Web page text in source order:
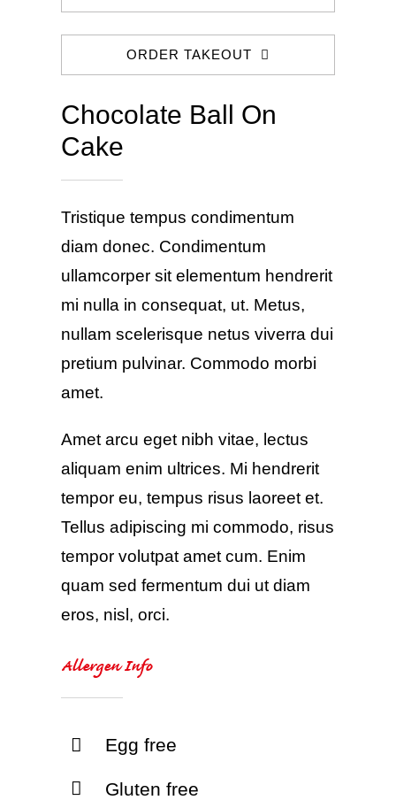
ORDER TAKEOUT
Chocolate Ball On
Cake
Tristique tempus condimentum
diam donec. Condimentum
ullamcorper sit elementum hendrerit
mi nulla in consequat, ut. Metus,
nullam scelerisque netus viverra dui
pretium pulvinar. Commodo morbi
amet.
Amet arcu eget nibh vitae, lectus
aliquam enim ultrices. Mi hendrerit
tempor eu, tempus risus laoreet et.
Tellus adipiscing mi commodo, risus
tempor volutpat amet cum. Enim
quam sed fermentum dui ut diam
eros, nisl, orci.
Allergen Info
Egg free
Gluten free